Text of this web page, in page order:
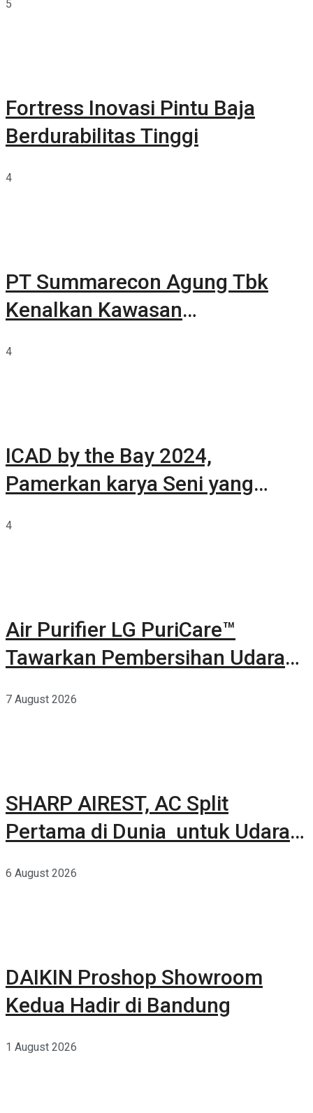
5
Fortress Inovasi Pintu Baja
Berdurabilitas Tinggi
4
PT Summarecon Agung Tbk
Kenalkan Kawasan
4
ICAD by the Bay 2024,
Pamerkan karya Seni yang
4
Air Purifier LG PuriCare™
Tawarkan Pembersihan Udara
7 August 2026
SHARP AIREST, AC Split
Pertama di Dunia untuk Udara
6 August 2026
DAIKIN Proshop Showroom
Kedua Hadir di Bandung
1 August 2026